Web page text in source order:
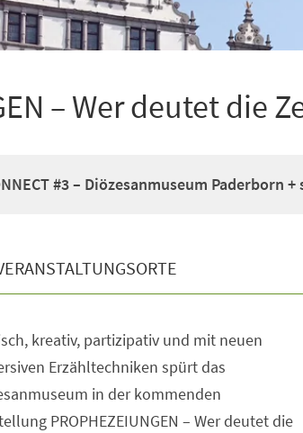
– Wer deutet die
#3 – Diözesanmuseum Paderborn
kreativ, partizipativ und mit neuen
Erzähltechniken spürt das
in der kommenden
PROPHEZEIUNGEN – Wer deutet die